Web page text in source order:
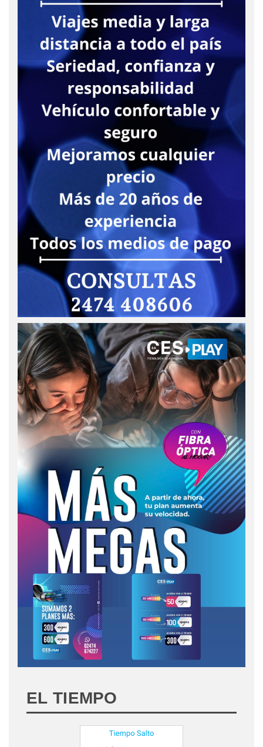
EL TIEMPO